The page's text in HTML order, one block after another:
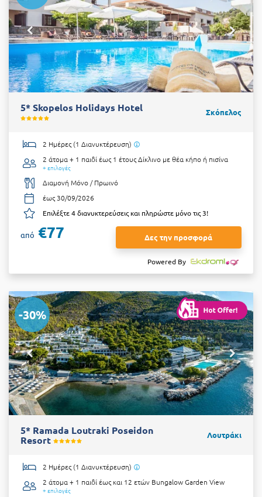
5* Skopelos Holidays Hotel Σκόπελος
2 Ημέρες (1 Διανυκτέρευση)
2 άτομα + 1 παιδί έως 1 έτουςΔίκλινο με θέα κήπο ή πισίνα
+ επιλογές
Διαμονή Μόνο / Πρωινό
έως 30/09/2026
Επιλέξτε 4 διανυκτερεύσεις και πληρώστε μόνο τις 3!
από €77 Δες την προσφορά
Powered By
-30%
5* Ramada Loutraki Poseidon
Resort
Λουτράκι
2 Ημέρες (1 Διανυκτέρευση)
2 άτομα + 1 παιδί έως και 12 ετών Bungalow Garden View
+ επιλογές